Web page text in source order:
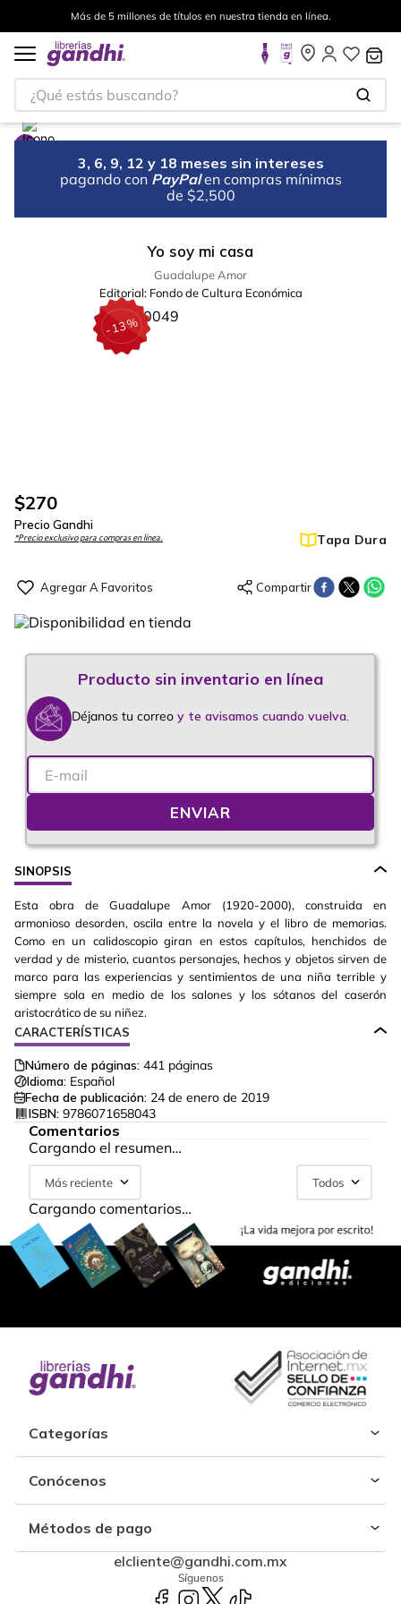
Más de 5 millones de títulos en nuestra tienda en línea.
¿Qué estás buscando?
3, 6, 9, 12 y 18 meses sin intereses
pagando con PayPal en compras mínimas
de $2,500
Yo soy mi casa
Guadalupe Amor
Editorial: Fondo de Cultura Económica
-13%
$270
Precio Gandhi
*Precio exclusivo para compras en línea. Tapa Dura
Déjanos tu correo y te avisamos cuando vuelva.
ENVIAR
SINOPSIS
Esta obra de Guadalupe Amor (1920-2000), construida en
armonioso desorden, oscila entre la novela y el libro de memorias.
Como en un calidoscopio giran en estos capítulos, henchidos de
verdad y de misterio, cuantos personajes, hechos y objetos sirven de
marco para las experiencias y sentimientos de una niña terrible y
siempre sola en medio de los salones y los sótanos del caserón
aristocrático de su niñez.
CARACTERÍSTICAS
Número de páginas: 441 páginas
Idioma: Español
Fecha de publicación: 24 de enero de 2019
ISBN: 9786071658043
Comentarios
Cargando el resumen…
Más reciente Todos
Cargando comentarios…
Categorías
Conócenos
Métodos de pago
elcliente@gandhi.com.mx
Síguenos